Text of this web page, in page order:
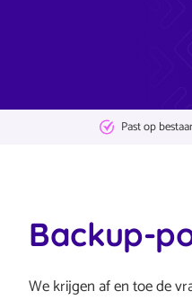
Geen
We krijgen af en toe de